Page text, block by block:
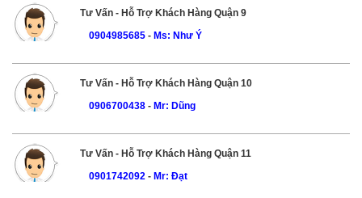
Tư Vấn - Hỗ Trợ Khách Hàng Quận 9
0904985685- Ms: Như Ý
Tư Vấn - Hỗ Trợ Khách Hàng Quận 10
0906700438- Mr: Dũng
Tư Vấn - Hỗ Trợ Khách Hàng Quận 11
0901742092- Mr: Đạt